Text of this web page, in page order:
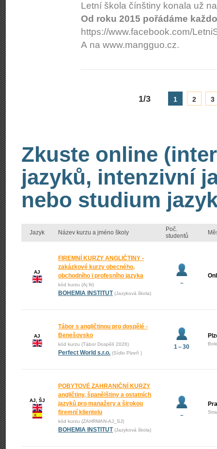
Letní škola čínštiny konala už
Od roku 2015 pořádáme
https://www.fa­cebook.com/
A na www.mangguo.cz.
1/3 1 2 3
Zkuste online
jazyků, intenzivní
nebo studium
Jazyk Název kurzu a jméno školy
Poč.
studentů
AJ
FIREMNÍ KURZY ANGLIČTINY -
zakázkové kurzy obecného,
obchodního i profesního jazyka
kód kurzu (Aj fir)
BOHEMIA INSTITUT (Jazyková škola)
–
AJ
Tábor s angličtinou pro dospělé -
Benešovsko
kód kurzu (Tábor Dospělí 2026)
Perfect World s.r.o. (Sídlo Plzeň )
1 – 30
AJ, ŠJ
POBYTOVÉ ZAHRANIČNÍ KURZY
angličtiny, španělštiny a ostatních
jazyků pro manažery a širokou
firemní klientelu
kód kurzu (ZAHRMAN-AJ_SJ)
BOHEMIA INSTITUT (Jazyková škola)
–